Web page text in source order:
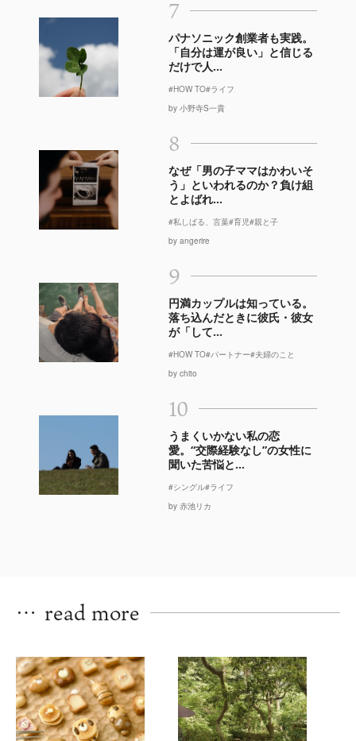
7
パナソニック創業者も実践。
「自分は運が良い」と信じる
だけで人...
#HOW TO#ライフ
by 小野寺S一貴
8
なぜ「男の子ママはかわいそ
う」といわれるのか？負け組
とよばれ...
#私しばる、言葉#育児#親と子
by angerire
9
円満カップルは知っている。
落ち込んだときに彼氏・彼女
が「して...
#HOW TO#パートナー#夫婦のこと
by chito
10
うまくいかない私の恋
愛。“交際経験なし”の女性に
聞いた苦悩と...
#シングル#ライフ
by 赤池リカ
… read more